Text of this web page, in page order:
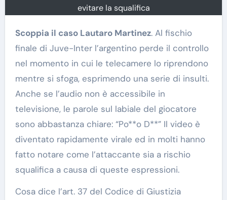
evitare la squalifica
Scoppia il caso Lautaro Martinez. Al fischio
finale di Juve-Inter l’argentino perde il controllo
nel momento in cui le telecamere lo riprendono
mentre si sfoga, esprimendo una serie di insulti.
Anche se l’audio non è accessibile in
televisione, le parole sul labiale del giocatore
sono abbastanza chiare: “Po**o D**” Il video è
diventato rapidamente virale ed in molti hanno
fatto notare come l’attaccante sia a rischio
squalifica a causa di queste espressioni.
Cosa dice l’art. 37 del Codice di Giustizia